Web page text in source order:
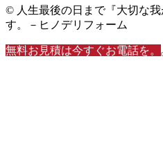
© 人生最後の日まで『大切な
す。－ヒノデリフォーム
無料お見積は今すぐお電話を。